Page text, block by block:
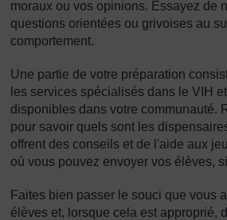
moraux ou vos opinions. Essayez de
questions orientées ou grivoises au
comportement.
Une partie de votre préparation
les services spécialisés dans le VIH
disponibles dans votre communauté.
pour savoir quels sont les
offrent des conseils et de l'aide aux
où vous pouvez envoyer vos élèves,
Faites bien passer le souci que vous
élèves et, lorsque cela est approprié,